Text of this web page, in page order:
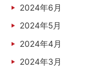
2024年6月
2024年5月
2024年4月
2024年3月